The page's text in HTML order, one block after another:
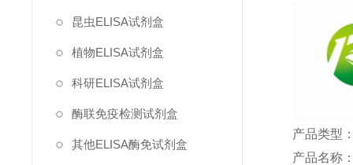
昆虫ELISA试剂盒
植物ELISA试剂盒
科研ELISA试剂盒
酶联免疫检测试剂盒
其他ELISA酶免试剂盒
产品类型
产品名称